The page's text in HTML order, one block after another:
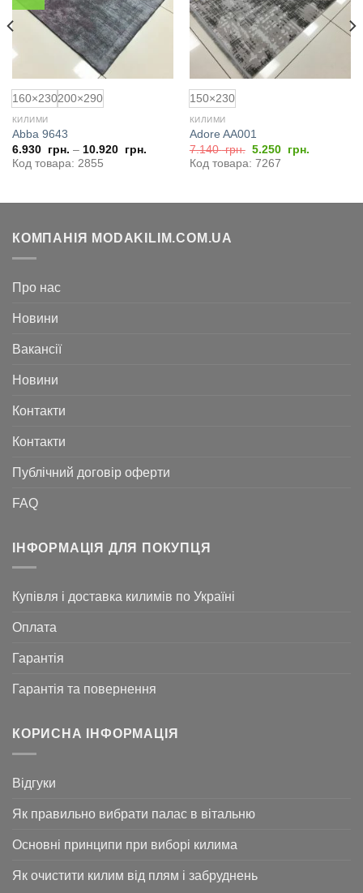
160×230200×290
КИЛИМИ
Abba 9643
6.930 грн. – 10.920 грн.
Код товара: 2855
150×230
КИЛИМИ
Adore AA001
7.140грн. Оригінальна
ціна:
7.140
5.250 грн.
Код товара: 7267
КОМПАНІЯ MODAKILIM.COM.UA
Про нас
Новини
Вакансії
Новини
Контакти
Контакти
Публічний договір оферти
FAQ
ІНФОРМАЦІЯ ДЛЯ ПОКУПЦЯ
Купівля і доставка килимів по Україні
Оплата
Гарантія
Гарантія та повернення
КОРИСНА ІНФОРМАЦІЯ
Відгуки
Як правильно вибрати палас в вітальню
Основні принципи при виборі килима
Як очистити килим від плям і забруднень